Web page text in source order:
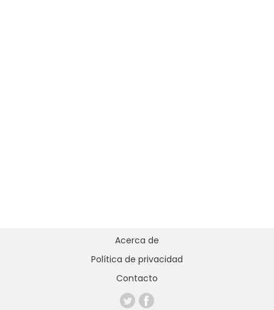
Acerca de
Política de privacidad
Contacto